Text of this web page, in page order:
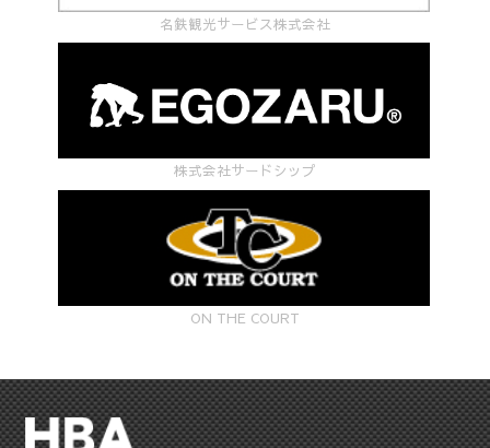
名鉄観光サービス株式会社
株式会社サードシップ
ON THE COURT